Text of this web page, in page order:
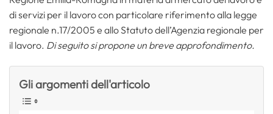
di servizi per il lavoro con particolare riferimento alla legge
regionale n.17/2005 e allo Statuto dell’Agenzia regionale per
il lavoro. Di seguito si propone un breve approfondimento.
Gli argomenti dell'articolo